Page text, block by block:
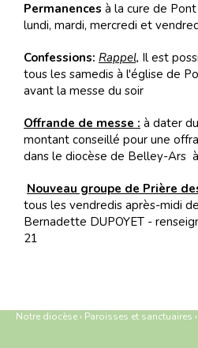
Permanences à la cure de
lundi, mardi, mercredi et
Confessions: Rappel, Il est
tous les samedis à l'église de
avant la messe du soir
Offrande de messe : à dater
montant conseillé pour une
dans le diocèse de Belley-Ars à
Nouveau groupe de Prière
tous les vendredis après-midi
Bernadette DUPOYET -
21
Notre diocèse › Paroisses et sanctuaires ›